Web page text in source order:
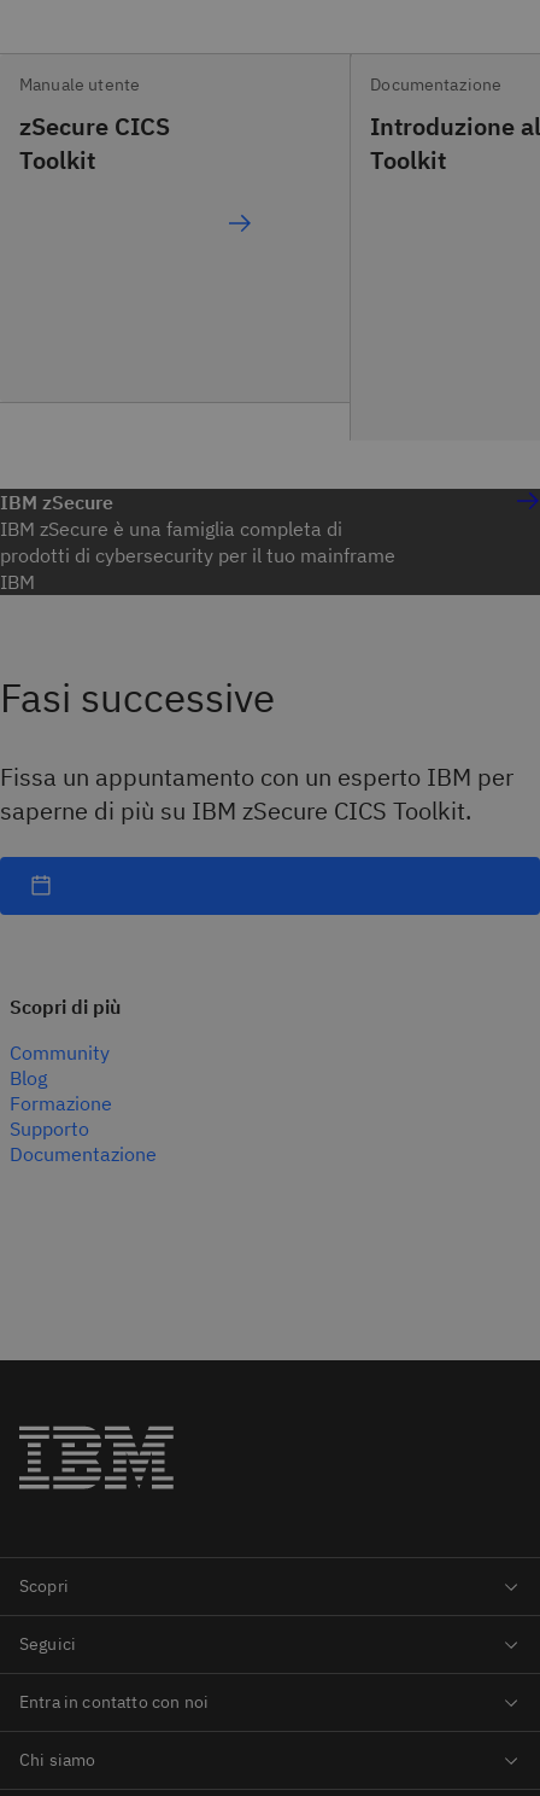
Manuale utente
zSecure CICS
Toolkit
Documentazione
Introduzione
Toolkit
IBM zSecure
IBM zSecure è una famiglia completa di
prodotti di cybersecurity per il tuo mainframe
IBM
Fasi successive
Fissa un appuntamento con un esperto IBM per
saperne di più su IBM zSecure CICS Toolkit.
Scopri di più
Community
Blog
Formazione
Supporto
Documentazione